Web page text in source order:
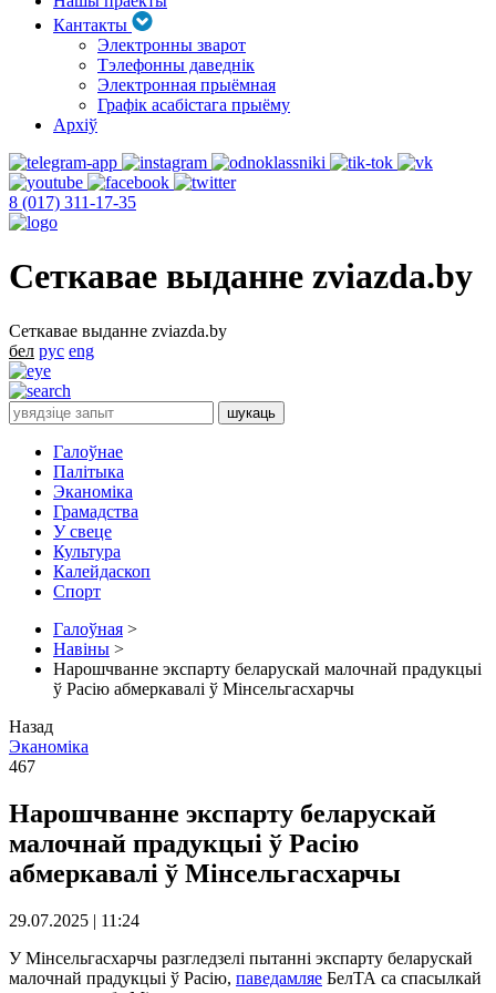
Кантакты
Электронны зварот
Тэлефонны даведнік
Электронная прыёмная
Графік асабістага прыёму
Архіў
8 (017) 311-17-35
Сеткавае выданне zviazda.by
Сеткавае выданне zviazda.by
бел рус eng
Галоўнае
Палітыка
Эканоміка
Грамадства
У свеце
Культура
Калейдаскоп
Спорт
Галоўная >
Навіны >
Нарошчванне экспарту беларускай малочнай прадукцыі
ў Расію абмеркавалі ў Мінсельгасхарчы
Назад
Эканоміка
467
Нарошчванне экспарту беларускай
малочнай прадукцыі ў Расію
абмеркавалі ў Мінсельгасхарчы
29.07.2025 | 11:24
У Мінсельгасхарчы разгледзелі пытанні экспарту беларускай
малочнай прадукцыі ў Расію, паведамляе БелТА са спасылкай